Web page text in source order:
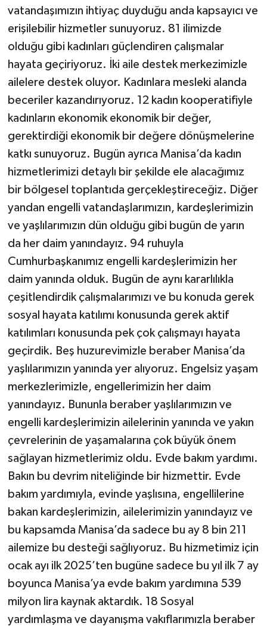
vatandaşımızın ihtiyaç duyduğu anda kapsayıcı ve
erişilebilir hizmetler sunuyoruz. 81 ilimizde
olduğu gibi kadınları güçlendiren çalışmalar
hayata geçiriyoruz. İki aile destek merkezimizle
ailelere destek oluyor. Kadınlara mesleki alanda
beceriler kazandırıyoruz. 12 kadın kooperatifiyle
kadınların ekonomik ekonomik bir değer,
gerektirdiği ekonomik bir değere dönüşmelerine
katkı sunuyoruz. Bugün ayrıca Manisa’da kadın
hizmetlerimizi detaylı bir şekilde ele alacağımız
bir bölgesel toplantıda gerçekleştireceğiz. Diğer
yandan engelli vatandaşlarımızın, kardeşlerimizin
ve yaşlılarımızın dün olduğu gibi bugün de yarın
da her daim yanındayız. 94 ruhuyla
Cumhurbaşkanımız engelli kardeşlerimizin her
daim yanında olduk. Bugün de aynı kararlılıkla
çeşitlendirdik çalışmalarımızı ve bu konuda gerek
sosyal hayata katılımı konusunda gerek aktif
katılımları konusunda pek çok çalışmayı hayata
geçirdik. Beş huzurevimizle beraber Manisa’da
yaşlılarımızın yanında yer alıyoruz. Engelsiz yaşam
merkezlerimizle, engellerimizin her daim
yanındayız. Bununla beraber yaşlılarımızın ve
engelli kardeşlerimizin ailelerinin yanında ve yakın
çevrelerinin de yaşamalarına çok büyük önem
sağlayan hizmetlerimiz oldu. Evde bakım yardımı.
Bakın bu devrim niteliğinde bir hizmettir. Evde
bakım yardımıyla, evinde yaşlısına, engellilerine
bakan kardeşlerimizin, ailelerimizin yanındayız ve
bu kapsamda Manisa’da sadece bu ay 8 bin 211
ailemize bu desteği sağlıyoruz. Bu hizmetimiz için
ocak ayı ilk 2025’ten bugüne sadece bu yıl ilk 7 ay
boyunca Manisa’ya evde bakım yardımına 539
milyon lira kaynak aktardık. 18 Sosyal
yardımlaşma ve dayanışma vakıflarımızla beraber